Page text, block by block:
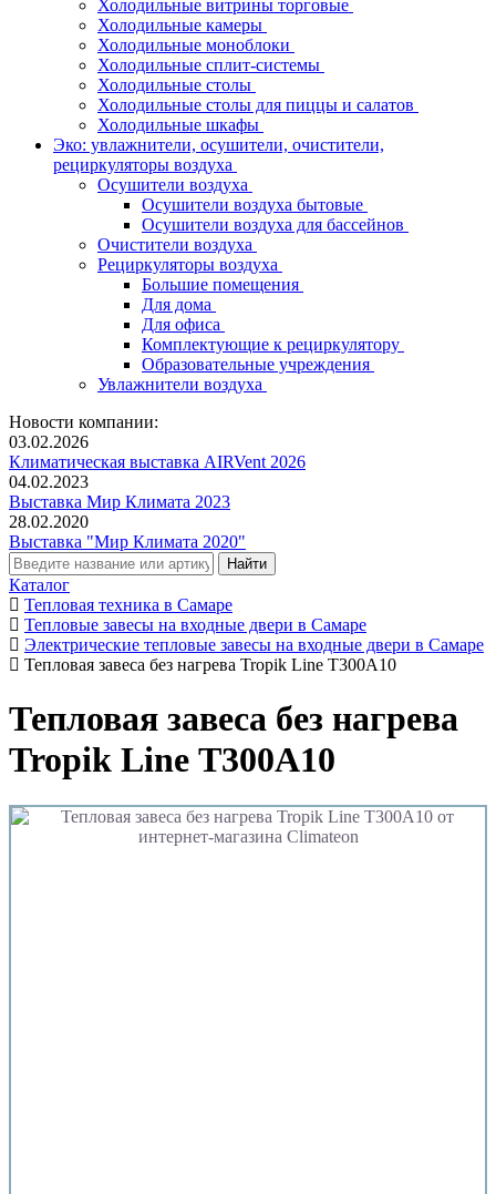
Холодильные витрины торговые
Холодильные камеры
Холодильные моноблоки
Холодильные сплит-системы
Холодильные столы
Холодильные столы для пиццы и салатов
Холодильные шкафы
Эко: увлажнители, осушители, очистители,
рециркуляторы воздуха
Осушители воздуха
Осушители воздуха бытовые
Осушители воздуха для бассейнов
Очистители воздуха
Рециркуляторы воздуха
Большие помещения
Для дома
Для офиса
Комплектующие к рециркулятору
Образовательные учреждения
Увлажнители воздуха
Новости компании:
03.02.2026
Климатическая выставка AIRVent 2026
04.02.2023
Выставка Мир Климата 2023
28.02.2020
Выставка "Мир Климата 2020"
Каталог
Тепловая техника в Самаре
Тепловые завесы на входные двери в Самаре
Электрические тепловые завесы на входные двери в Самаре
Тепловая завеса без нагрева Tropik Line Т300A10
Тепловая завеса без нагрева
Tropik Line Т300A10